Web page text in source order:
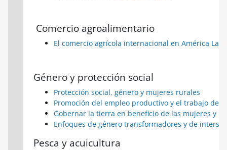
Comercio agroalimentario
El comercio agrícola internacional en América
Género y protección social
Protección social, género y mujeres rurales
Promoción del empleo productivo y el trabajo
Gobernar la tierra en beneficio de las mujeres y
Enfoques de género transformadores y de
Pesca y acuicultura